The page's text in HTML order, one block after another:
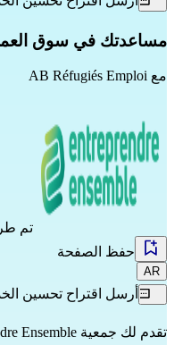
مساعدتك في سوق
مع AB Réfugiés Emploi
تم
حفظ الصفحة
AR
أرسل اقتراح تحسين
تقدم لك جمعية Entreprendre Ensemble